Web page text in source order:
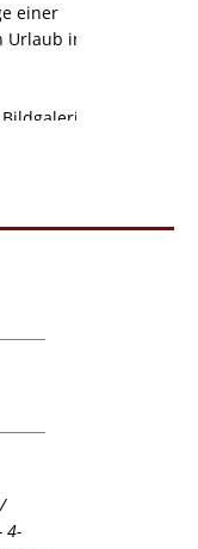
einer
in
4-